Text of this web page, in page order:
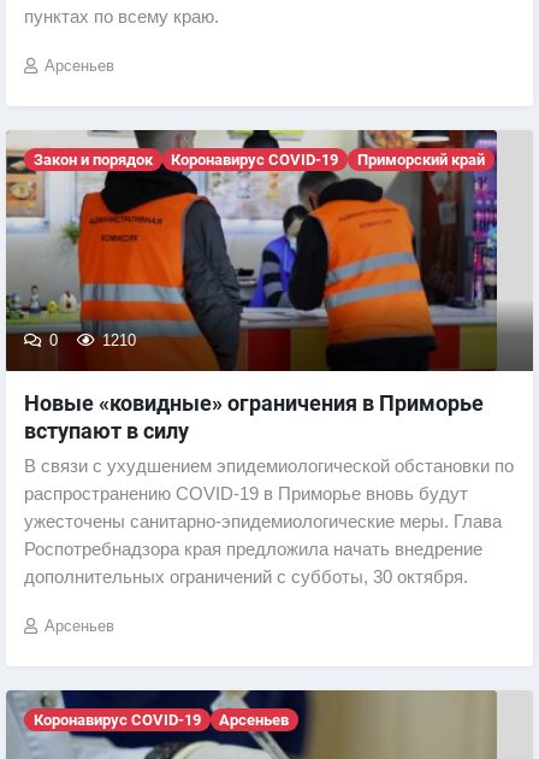
пунктах по всему краю.
Арсеньев
Закон и порядок Коронавирус COVID-19 Приморский край
0 1210
Новые «ковидные» ограничения в Приморье
вступают в силу
В связи с ухудшением эпидемиологической обстановки по
распространению COVID-19 в Приморье вновь будут
ужесточены санитарно-эпидемиологические меры. Глава
Роспотребнадзора края предложила начать внедрение
дополнительных ограничений с субботы, 30 октября.
Арсеньев
Коронавирус COVID-19 Арсеньев